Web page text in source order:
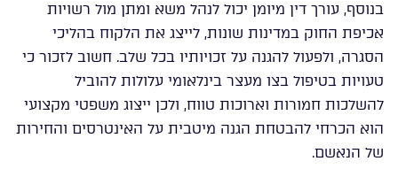
בנוסף, עורך דין מיומן יכול לנהל משא ומתן מול רשויות
אכיפת החוק במדינות שונות, לייצג את הלקוח בהליכי
הסגרה, ולפעול להגנה על זכויותיו בכל שלב. חשוב לזכור כי
טעויות בטיפול בצו מעצר בינלאומי עלולות להוביל
להשלכות חמורות וארוכות טווח, ולכן ייצוג משפטי מקצועי
הוא הכרחי להבטחת הגנה מיטבית על האינטרסים והחירות
של הנאשם.